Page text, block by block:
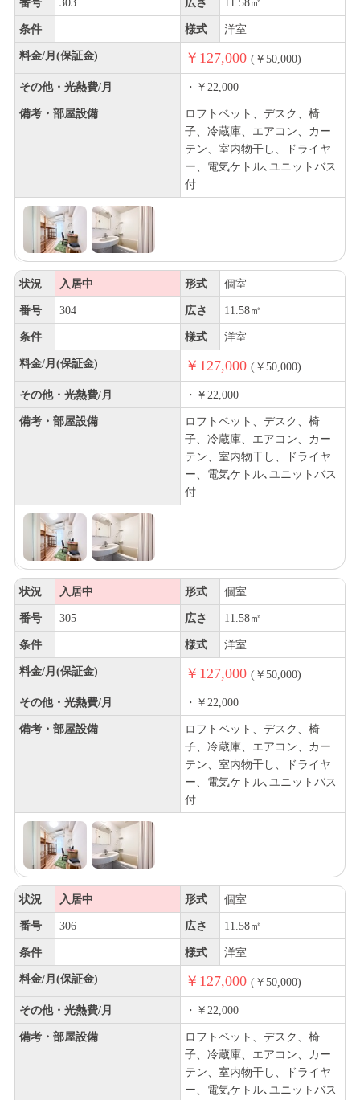
番号 303 広さ 11.58㎡
条件 様式 洋室
料金/月(保証金) ￥127,000 (￥50,000)
その他・光熱費/月 ・￥22,000
備考・部屋設備
ロフトベット、デスク、椅
子、冷蔵庫、エアコン、カー
テン、室内物干し、ドライヤ
ー、電気ケトル､ユニットバス
付
状況 入居中 形式 個室
番号 304 広さ 11.58㎡
条件 様式 洋室
料金/月(保証金) ￥127,000 (￥50,000)
その他・光熱費/月 ・￥22,000
備考・部屋設備
ロフトベット、デスク、椅
子、冷蔵庫、エアコン、カー
テン、室内物干し、ドライヤ
ー、電気ケトル､ユニットバス
付
状況 入居中 形式 個室
番号 305 広さ 11.58㎡
条件 様式 洋室
料金/月(保証金) ￥127,000 (￥50,000)
その他・光熱費/月 ・￥22,000
備考・部屋設備
ロフトベット、デスク、椅
子、冷蔵庫、エアコン、カー
テン、室内物干し、ドライヤ
ー、電気ケトル､ユニットバス
付
状況 入居中 形式 個室
番号 306 広さ 11.58㎡
条件 様式 洋室
料金/月(保証金) ￥127,000 (￥50,000)
その他・光熱費/月 ・￥22,000
備考・部屋設備
ロフトベット、デスク、椅
子、冷蔵庫、エアコン、カー
テン、室内物干し、ドライヤ
ー、電気ケトル､ユニットバス